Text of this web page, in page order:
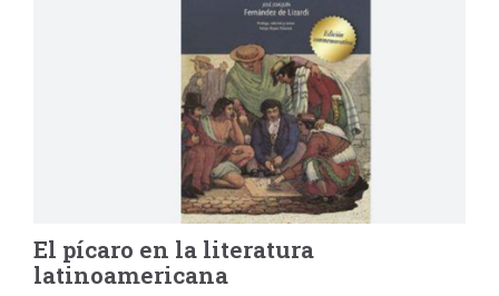
El pícaro en la literatura
latinoamericana